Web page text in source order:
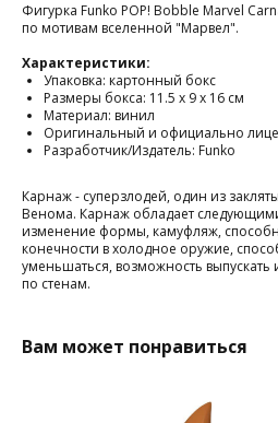
Фигурка Funko POP! Bobble Marvel
по мотивам вселенной "Марвел".
Характеристики:
Упаковка: картонный бокс
Размеры бокса: 11.5 х 9 х 16 см
Материал: винил
Оригинальный и официально
Разработчик/Издатель: Funko
Карнаж - суперзлодей, один из
Венома. Карнаж обладает
изменение формы, камуфляж,
конечности в холодное оружие,
уменьшаться, возможность выпускать
по стенам.
Вам может понравиться